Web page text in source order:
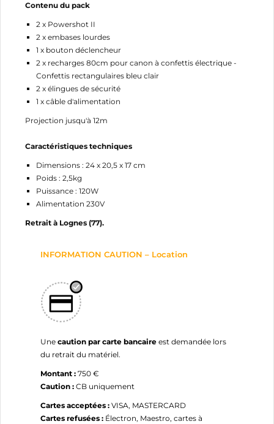
Contenu du pack
2 x Powershot II
2 x embases lourdes
1 x bouton déclencheur
2 x recharges 80cm pour canon à confettis électrique -
Confettis rectangulaires bleu clair
2 x élingues de sécurité
1 x câble d'alimentation
Projection jusqu'à 12m
Caractéristiques techniques
Dimensions : 24 x 20,5 x 17 cm
Poids : 2,5kg
Puissance : 120W
Alimentation 230V
Retrait à Lognes (77).
INFORMATION CAUTION – Location
Une caution par carte bancaire est demandée lors
du retrait du matériel.
Montant : 750 €
Caution : CB uniquement
Cartes acceptées : VISA, MASTERCARD
Cartes refusées : Électron, Maestro, cartes à